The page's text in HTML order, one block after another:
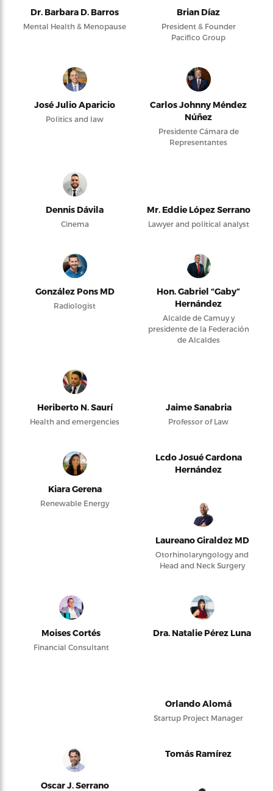
Dr. Barbara D. Barros
Mental Health & Menopause
Brian Díaz
President & Founder
Pacifico Group
José Julio Aparicio
Politics and law
Carlos Johnny Méndez
Núñez
Presidente Cámara de
Representantes
Dennis Dávila
Cinema
Mr. Eddie López Serrano
Lawyer and political analyst
González Pons MD
Radiologist
Hon. Gabriel “Gaby”
Hernández
Alcalde de Camuy y
presidente de la Federación
de Alcaldes
Heriberto N. Saurí
Health and emergencies
Jaime Sanabria
Professor of Law
Kiara Gerena
Renewable Energy
Lcdo Josué Cardona
Hernández
Laureano Giraldez MD
Otorhinolaryngology and
Head and Neck Surgery
Moises Cortés
Financial Consultant
Dra. Natalie Pérez Luna
Orlando Alomá
Startup Project Manager
Oscar J. Serrano
Tomás Ramírez